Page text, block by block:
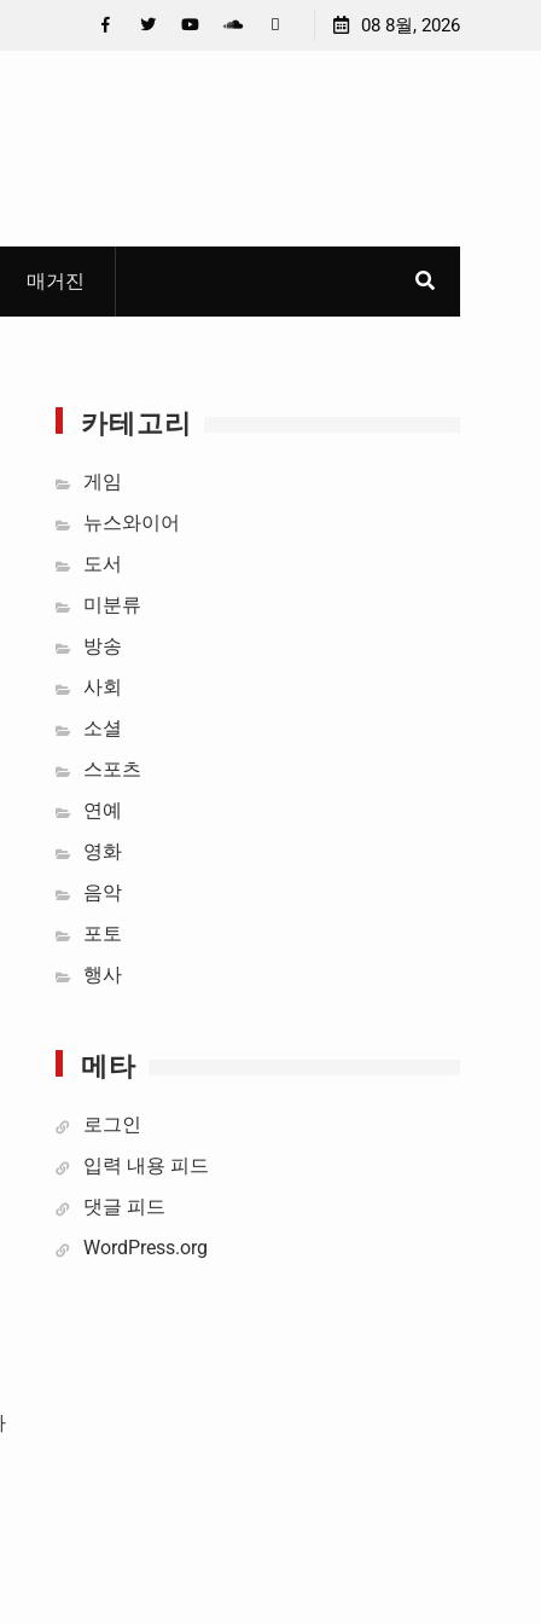
든 U대회 홍보 영상…최종 6편 선정
중요 메일메일 제목정준
08 8월, 2026
매거진
카테고리
게임
뉴스와이어
도서
미분류
방송
사회
소셜
스포츠
연예
영화
음악
포토
행사
메타
로그인
입력 내용 피드
댓글 피드
WordPress.org